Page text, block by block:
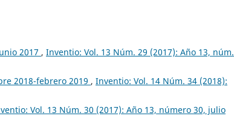
2017 , Inventio: Vol. 13 Núm. 29 (2017): Año 13, núm.
2018-febrero 2019 , Inventio: Vol. 14 Núm. 34 (2018):
Vol. 13 Núm. 30 (2017): Año 13, número 30, julio